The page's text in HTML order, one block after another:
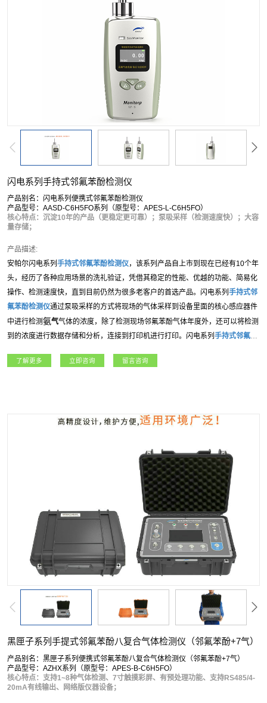
闪电系列手持式邻氟苯酚检测仪
产品别名：闪电系列便携式邻氟苯酚检测仪
产品型号：AASD-C6H5FO系列（原型号：APES-L-C6H5FO）
核心特点：沉淀10年的产品（更稳定更可靠）；泵吸采样（检测速度快）；大容
量存储；
产品描述:
安帕尔闪电系列 手持式邻氟苯酚检测仪，该系列产品自上市到现在已经有10个年
头，经历了各种应用场景的洗礼验证，凭借其稳定的性能、优越的功能、简易化
操作、检测速度快，直到目前仍然为很多老客户的首选产品。闪电系列 手持式邻
氟苯酚检测仪通过泵吸采样的方式将现场的气体采样到设备里面的核心感应器件
中进行检测氨气气体的浓度，除了检测现场邻氟苯酚气体年度外，还可以将检测
到的浓度进行数据存储和分析，连接到打印机进行打印。闪电系列 手持式邻氟苯
科研院所、市政工程等各行业领域。
了解更多 立即咨询 留言咨询
黑匣子系列手提式邻氟苯酚八复合气体检测仪（邻氟苯酚+7气）
产品别名：黑匣子系列便携式邻氟苯酚八复合气体检测仪（邻氟苯酚+7气）
产品型号：AZHX系列（原型号：APES-B-C6H5FO）
核心特点：支持1~8种气体检测、7寸触摸彩屏、有预处理功能、支持RS485/4-
20mA有线输出、网络版仪器设备；